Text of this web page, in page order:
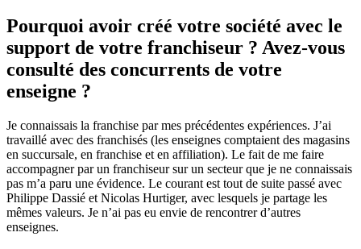
Pourquoi avoir créé votre société avec le
support de votre franchiseur ? Avez-vous
consulté des concurrents de votre
enseigne ?
Je connaissais la franchise par mes précédentes expériences. J’ai
travaillé avec des franchisés (les enseignes comptaient des magasins
en succursale, en franchise et en affiliation). Le fait de me faire
accompagner par un franchiseur sur un secteur que je ne connaissais
pas m’a paru une évidence. Le courant est tout de suite passé avec
Philippe Dassié et Nicolas Hurtiger, avec lesquels je partage les
mêmes valeurs. Je n’ai pas eu envie de rencontrer d’autres
enseignes.